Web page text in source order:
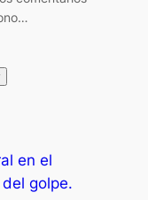
en el
golpe.